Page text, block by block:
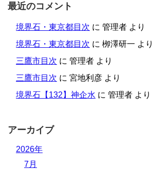
最近のコメント
境界石・東京都目次 に 管理者 より
境界石・東京都目次 に 栁澤研一 より
三鷹市目次 に 管理者 より
三鷹市目次 に 宮地利彦 より
境界石【132】神企水 に 管理者 より
アーカイブ
2026年
7月